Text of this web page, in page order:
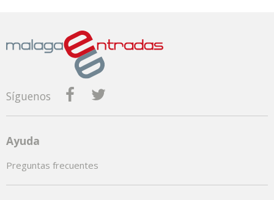
Síguenos
Ayuda
Preguntas frecuentes